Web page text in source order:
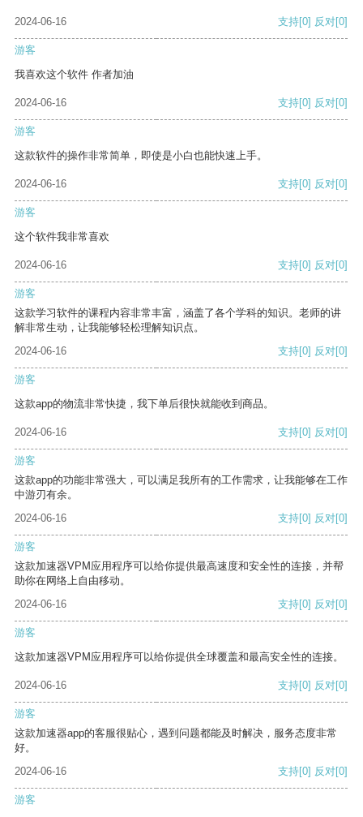
2024-06-16 支持[0] 反对[0]
游客
我喜欢这个软件 作者加油
2024-06-16 支持[0] 反对[0]
游客
这款软件的操作非常简单，即使是小白也能快速上手。
2024-06-16 支持[0] 反对[0]
游客
这个软件我非常喜欢
2024-06-16 支持[0] 反对[0]
游客
这款学习软件的课程内容非常丰富，涵盖了各个学科的知识。老师的讲
解非常生动，让我能够轻松理解知识点。
2024-06-16
支持[0] 反对[0]
游客
这款app的物流非常快捷，我下单后很快就能收到商品。
2024-06-16 支持[0] 反对[0]
游客
这款app的功能非常强大，可以满足我所有的工作需求，让我能够在工作
中游刃有余。
2024-06-16
支持[0] 反对[0]
游客
这款加速器VPM应用程序可以给你提供最高速度和安全性的连接，并帮
助你在网络上自由移动。
2024-06-16
支持[0] 反对[0]
游客
这款加速器VPM应用程序可以给你提供全球覆盖和最高安全性的连接。
2024-06-16 支持[0] 反对[0]
游客
这款加速器app的客服很贴心，遇到问题都能及时解决，服务态度非常
好。
2024-06-16
支持[0] 反对[0]
游客